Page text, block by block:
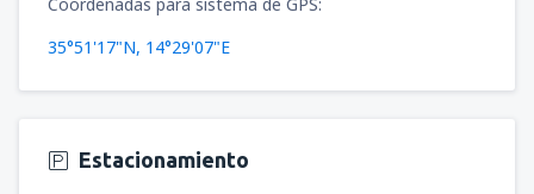
35°51'17"N, 14°29'07"E
Estacionamiento